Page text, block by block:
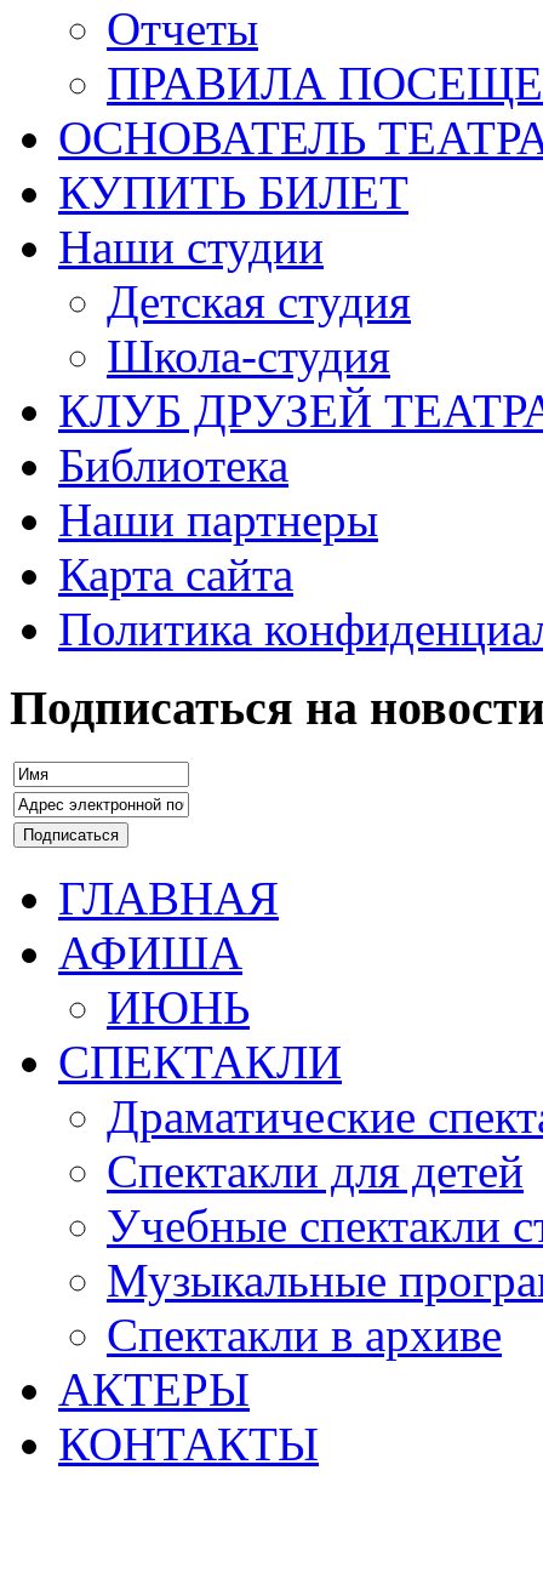
Отчеты
ПРАВИЛА
ОСНОВАТЕЛЬ
КУПИТЬ БИЛЕТ
Наши студии
Детская студия
Школа-студия
КЛУБ ДРУЗЕЙ
Библиотека
Наши партнеры
Карта сайта
Политика
Подписаться на
ГЛАВНАЯ
АФИША
ИЮНЬ
СПЕКТАКЛИ
Драматические
Спектакли для детей
Учебные спектакли
Музыкальные
Спектакли в архиве
АКТЕРЫ
КОНТАКТЫ